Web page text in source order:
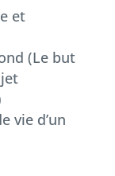
et
(Le but
vie d’un